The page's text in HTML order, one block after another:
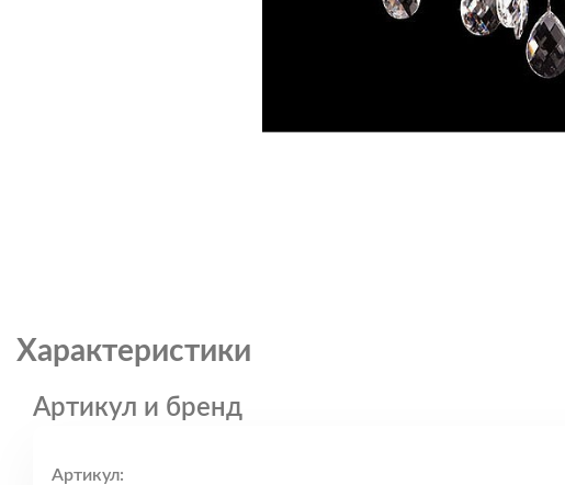
Характеристики
Артикул и бренд
Артикул: